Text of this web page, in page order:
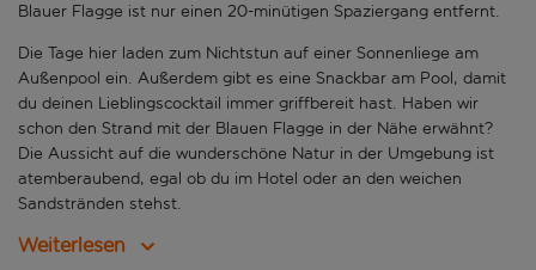
Blauer Flagge ist nur einen 20-minütigen Spaziergang entfernt.
Die Tage hier laden zum Nichtstun auf einer Sonnenliege am
Außenpool ein. Außerdem gibt es eine Snackbar am Pool, damit
du deinen Lieblingscocktail immer griffbereit hast. Haben wir
schon den Strand mit der Blauen Flagge in der Nähe erwähnt?
Die Aussicht auf die wunderschöne Natur in der Umgebung ist
atemberaubend, egal ob du im Hotel oder an den weichen
Sandstränden stehst.
Weiterlesen